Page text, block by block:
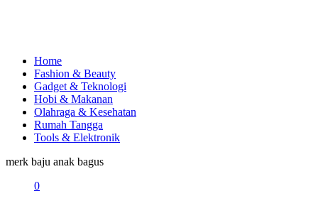
Home
Fashion & Beauty
Gadget & Teknologi
Hobi & Makanan
Olahraga & Kesehatan
Rumah Tangga
Tools & Elektronik
merk baju anak bagus
0